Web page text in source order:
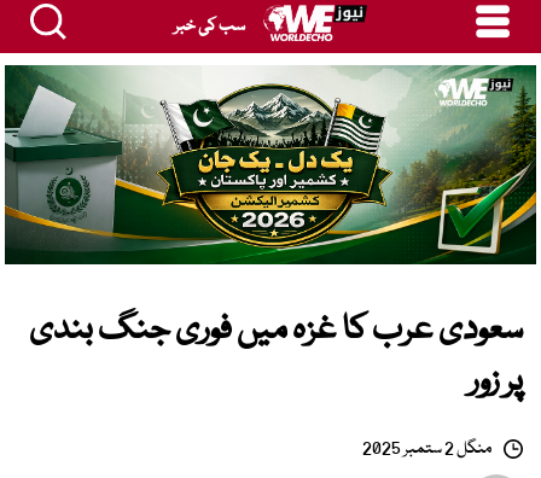
سب کی خبر
سعودی عرب کا غزہ میں فوری جنگ بندی
پر زور
منگل 2 ستمبر 2025